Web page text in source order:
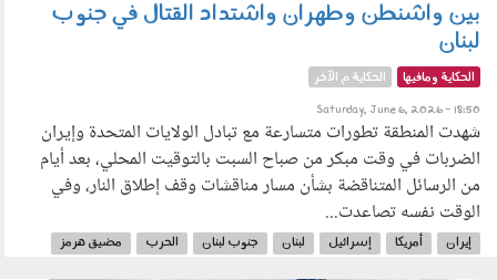
بين واشنطن وطهران واشتداد القتال في جنوب
لبنان
الحكاية ومافيها الحكاية م الآخر
Saturday, June 6, 2026 - 18:50
شهدت المنطقة تطورات متسارعة مع تبادل الولايات المتحدة وإيران
الضربات في وقت مبكر من صباح السبت بالتوقيت المحلي، بعد أيام
من الرسائل المتناقضة بشأن مسار مناقشات وقف إطلاق النار، وفي
الوقت نفسه تصاعدت...
إيران أمريكا إسرائيل لبنان جنوب لبنان الحرب مضيق هرمز